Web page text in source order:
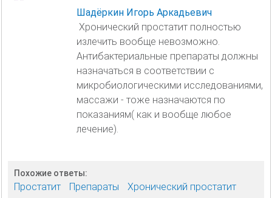
Шадёркин Игорь Аркадьевич
Хронический простатит полностью
излечить вообще невозможно.
Антибактериальные препараты должны
назначаться в соответствии с
микробиологическими исследованиями,
массажи - тоже назначаются по
показаниям( как и вообще любое
лечение).
Похожие ответы:
Простатит Препараты
Хронический простатит